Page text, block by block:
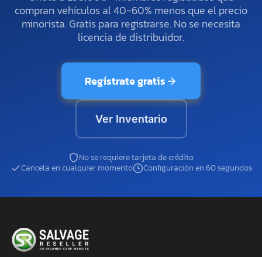
compran vehículos al 40-60% menos que el precio
minorista. Gratis para registrarse. No se necesita
licencia de distribuidor.
Regístrate gratis
Ver Inventario
No se requiere tarjeta de crédito
Cancela en cualquier momento
Configuración en 60 segundos